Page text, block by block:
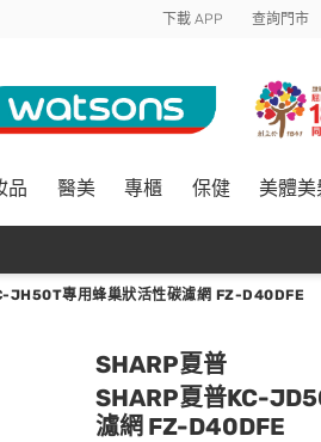
下載 APP 查詢門市
品 醫美 專櫃 保健 美體美
JH50T專用蜂巢狀活性碳濾網 FZ-D40DFE
SHARP夏普
SHARP夏普KC-
濾網 FZ-D40DFE